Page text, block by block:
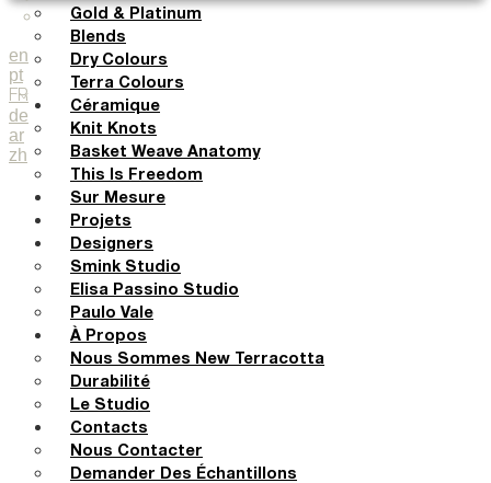
en
pt
FR
de
ar
zh
Gold & Platinum
Blends
Dry Colours
Terra Colours
Céramique
Knit Knots
Basket Weave Anatomy
This Is Freedom
Sur Mesure
Projets
Designers
Smink Studio
Elisa Passino Studio
Paulo Vale
À Propos
Nous Sommes New Terracotta
Durabilité
Le Studio
Contacts
Nous Contacter
Demander Des Échantillons